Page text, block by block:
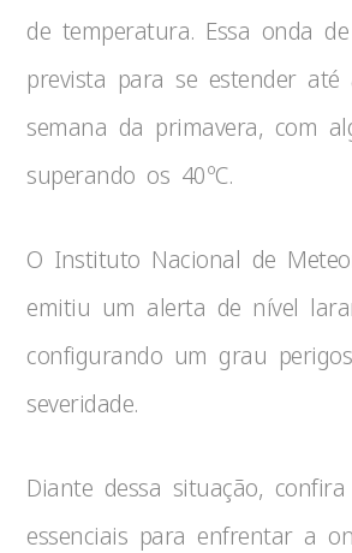
de temperatura. Essa onda
prevista para se estender
semana da primavera, com
superando os 40ºC.
O Instituto Nacional de
emitiu um alerta de nível
configurando um grau
severidade.
Diante dessa situação,
essenciais para enfrentar a